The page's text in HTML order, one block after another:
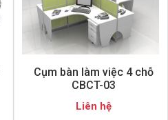
Cụm bàn làm việc 4 chỗ
CBCT-03
Liên hệ